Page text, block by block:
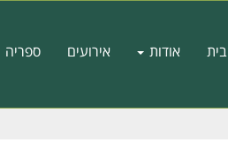
אודות אירועים ספריה